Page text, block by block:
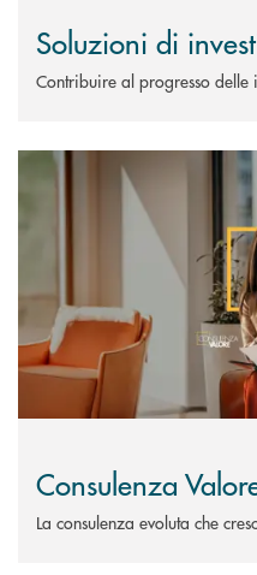
Soluzioni di
Contribuire al progresso delle
Scopri di più Consulenza Valore
Consulenza
La consulenza evoluta che